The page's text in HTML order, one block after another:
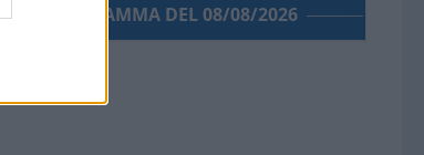
PORROGRAMMA DEL 08/08/2026